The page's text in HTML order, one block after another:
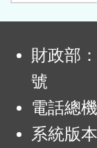
財政部
號
電話總
系統版本